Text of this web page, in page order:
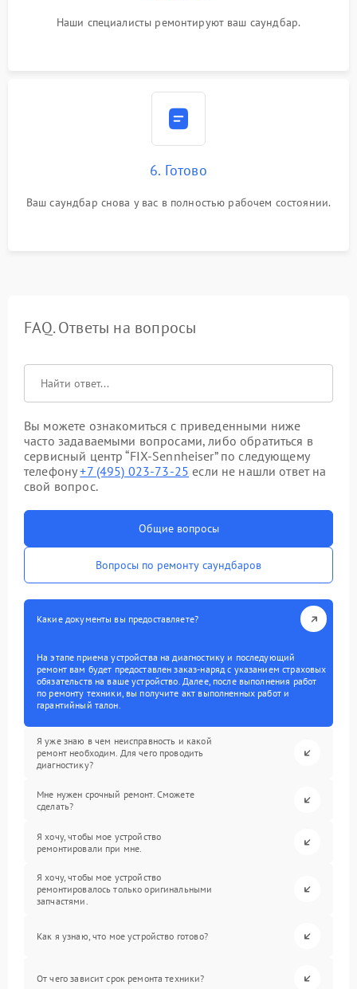
Наши специалисты ремонтируют ваш саундбар.
6. Готово
Ваш саундбар снова у вас в полностью рабочем состоянии.
FAQ. Ответы на вопросы
Вы можете ознакомиться с приведенными ниже
часто задаваемыми вопросами, либо обратиться в
сервисный центр “FIX-Sennheiser” по следующему
телефону+7 (495) 023-73-25 если не нашли ответ на
свой вопрос.
Общие вопросы
Вопросы по ремонту саундбаров
Какие документы вы предоставляете?
На этапе приема устройства на диагностику и последующий
ремонт вам будет предоставлен заказ-наряд с указанием страховых
обязательств на ваше устройство. Далее, после выполнения работ
по ремонту техники, вы получите акт выполненных работ и
гарантийный талон.
Я уже знаю в чем неисправность и какой
ремонт необходим. Для чего проводить
диагностику?
Мне нужен срочный ремонт. Сможете
сделать?
Я хочу, чтобы мое устройство
ремонтировали при мне.
Я хочу, чтобы мое устройство
ремонтировалось только оригинальными
запчастями.
Как я узнаю, что мое устройство готово?
От чего зависит срок ремонта техники?